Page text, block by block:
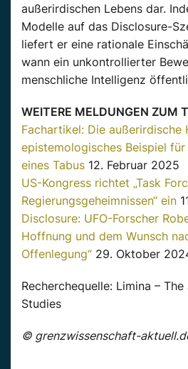
außerirdischen Lebens dar.
Modelle auf das Disclosure-
liefert er eine rationale
wann ein unkontrollierter
menschliche Intelligenz
WEITERE MELDUNGEN ZUM
Fachartikel: Die außerirdische
epistemologisches Beispiel
eines Tabus 12. Februar 2025
US-Kongress richtet „Task
Regierungsgeheimnissen“ ein
Disclosure: UFO-Forscher
Hoffnung und dem Wunsch
Offenlegung“ 29. Oktober
Recherchequelle: Limina –
Studies
© grenzwissenschaft-